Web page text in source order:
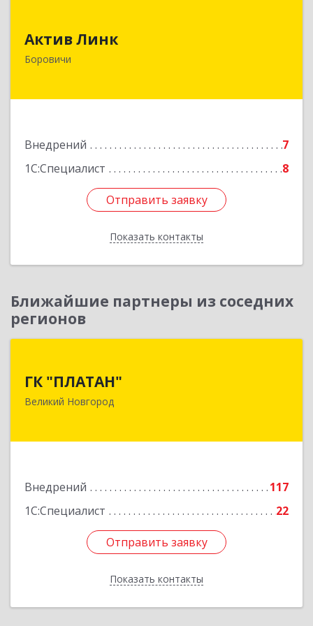
Актив Линк
Боровичи
Внедрений
7
1С:Специалист
8
Отправить заявку
Показать контакты
Подробнее
Отправить заявку
Назад
Ближайшие партнеры из соседних
регионов
ГК "ПЛАТАН"
Великий Новгород
Внедрений
117
1С:Специалист
22
Отправить заявку
Показать контакты
г, Большая Санкт-Петербургская ул, дом № 80,
Отправить заявку
Назад